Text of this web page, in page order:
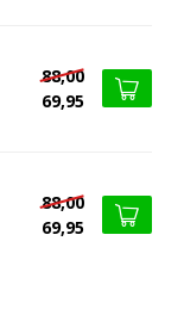
88,00
69,95
88,00
69,95